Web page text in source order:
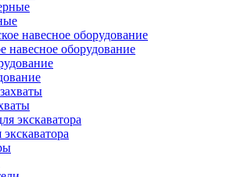
навесное оборудование